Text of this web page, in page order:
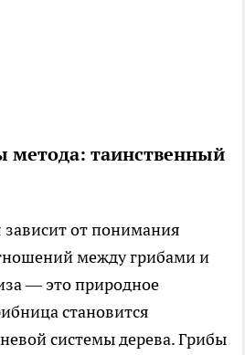
метода: таинственный
от понимания
между грибами и
— это природное
становится
системы дерева. Грибы